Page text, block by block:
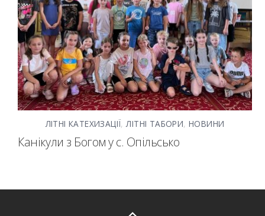
ЛІТНІ КАТЕХИЗАЦІЇ, ЛІТНІ ТАБОРИ,НОВИНИ
Канікули з Богом у с. Опільсько